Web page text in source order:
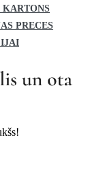
KARTONS
PRECES